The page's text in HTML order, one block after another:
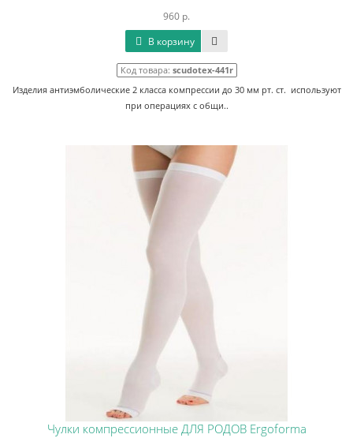
960 р.
В корзину
Код товара: scudotex-441r
Изделия антиэмболические 2 класса компрессии до 30 мм рт. ст. используют
при операциях с общи..
Чулки компрессионные ДЛЯ РОДОВ Ergoforma